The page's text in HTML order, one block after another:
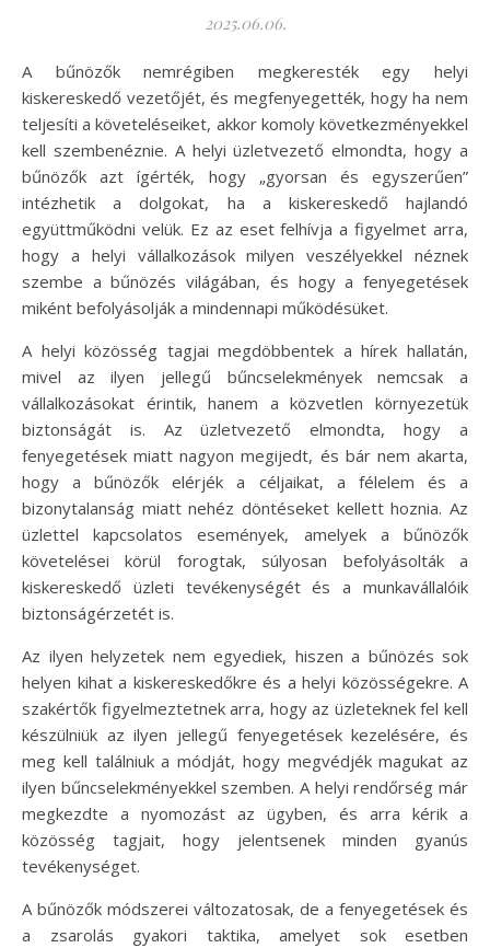
2025.06.06.
A bűnözők nemrégiben megkeresték egy helyi
kiskereskedő vezetőjét, és megfenyegették, hogy ha nem
teljesíti a követeléseiket, akkor komoly következményekkel
kell szembenéznie. A helyi üzletvezető elmondta, hogy a
bűnözők azt ígérték, hogy „gyorsan és egyszerűen”
intézhetik a dolgokat, ha a kiskereskedő hajlandó
együttműködni velük. Ez az eset felhívja a figyelmet arra,
hogy a helyi vállalkozások milyen veszélyekkel néznek
szembe a bűnözés világában, és hogy a fenyegetések
miként befolyásolják a mindennapi működésüket.
A helyi közösség tagjai megdöbbentek a hírek hallatán,
mivel az ilyen jellegű bűncselekmények nemcsak a
vállalkozásokat érintik, hanem a közvetlen környezetük
biztonságát is. Az üzletvezető elmondta, hogy a
fenyegetések miatt nagyon megijedt, és bár nem akarta,
hogy a bűnözők elérjék a céljaikat, a félelem és a
bizonytalanság miatt nehéz döntéseket kellett hoznia. Az
üzlettel kapcsolatos események, amelyek a bűnözők
követelései körül forogtak, súlyosan befolyásolták a
kiskereskedő üzleti tevékenységét és a munkavállalóik
biztonságérzetét is.
Az ilyen helyzetek nem egyediek, hiszen a bűnözés sok
helyen kihat a kiskereskedőkre és a helyi közösségekre. A
szakértők figyelmeztetnek arra, hogy az üzleteknek fel kell
készülniük az ilyen jellegű fenyegetések kezelésére, és
meg kell találniuk a módját, hogy megvédjék magukat az
ilyen bűncselekményekkel szemben. A helyi rendőrség már
megkezdte a nyomozást az ügyben, és arra kérik a
közösség tagjait, hogy jelentsenek minden gyanús
tevékenységet.
A bűnözők módszerei változatosak, de a fenyegetések és
a zsarolás gyakori taktika, amelyet sok esetben